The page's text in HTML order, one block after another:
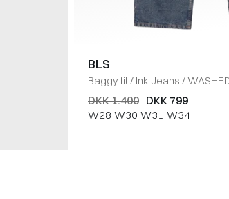
BLS
Baggy fit/ Ink Jeans /
DKK 1.400 DKK 799
W28 W30 W31 W34